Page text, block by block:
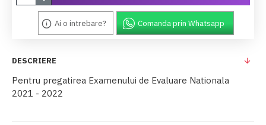
Ai o intrebare? Comanda prin Whatsapp
DESCRIERE
Pentru pregatirea Examenului de Evaluare Nationala
2021 - 2022